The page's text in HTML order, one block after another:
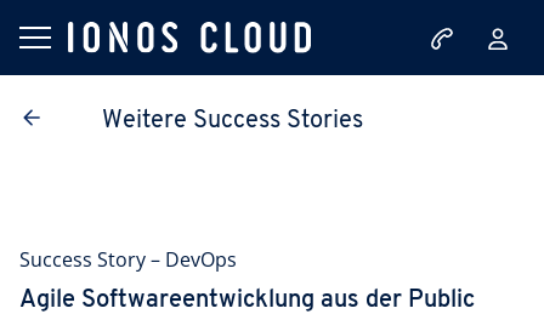
Weitere Success Stories
Success Story – DevOps
Agile Software­entwicklung aus der Public